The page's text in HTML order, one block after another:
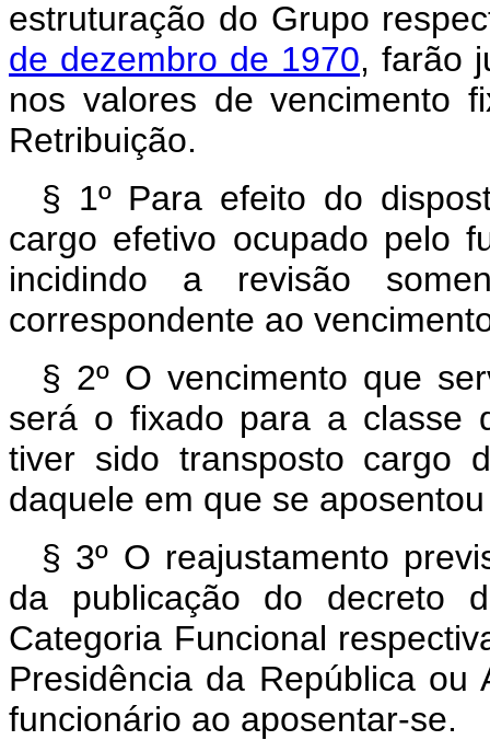
estruturação do Grupo
de dezembro de 1970, farão
nos valores de vencimento
Retribuição.
§ 1º Para efeito do
cargo efetivo ocupado pelo
incidindo a revisão
correspondente ao
§ 2º O vencimento que
será o fixado para a classe
tiver sido transposto cargo
daquele em que se
§ 3º O reajustamento
da publicação do decreto
Categoria Funcional
Presidência da República
funcionário ao aposentar-se.